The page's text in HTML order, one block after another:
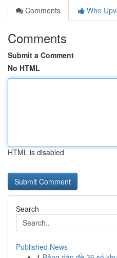
Comments
Who
Comments
Submit a Comment
No HTML
HTML is disabled
Search
Published News